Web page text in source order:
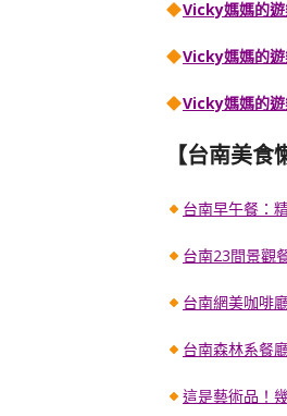
Vicky媽媽的遊
Vicky媽媽的
Vicky媽媽的
【台南美食
台南早午餐：
台南23間景觀
台南網美咖啡
台南森林系餐
這是藝術品！